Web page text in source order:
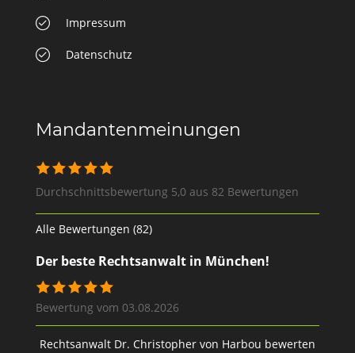
Impressum
Datenschutz
Mandantenmeinungen
Durchschnittsbewertung 5,0 aus 82 Bewertungen
Alle Bewertungen (82)
Der beste Rechtsanwalt in München!
Bewertung vom 03.08.2026
Rechtsanwalt Dr. Christopher von Harbou bewerten